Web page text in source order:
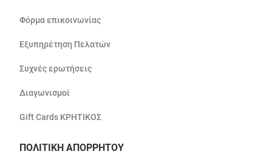
Φόρμα επικοινωνίας
Εξυπηρέτηση Πελατών
Συχνές ερωτήσεις
Διαγωνισμοί
Gift Cards ΚΡΗΤΙΚΟΣ
ΠΟΛΙΤΙΚΗ ΑΠΟΡΡΗΤΟΥ